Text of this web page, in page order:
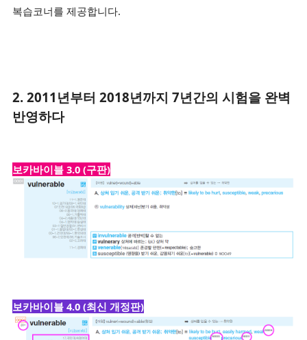
복습코너를 제공합니다.
2. 2011년부터 2018년까지 7년간의 시험을 완벽
반영하다
보카바이블 3.0 (구판)
보카바이블 4.0 (최신 개정판)